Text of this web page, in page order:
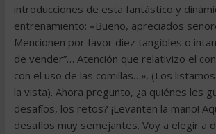
introducciones de esta fantástico y
entrenamiento: «Bueno, apreciados
Mencionen por favor diez tangibles o
de vender”… Atención que relativizo el
con el uso de las comillas…». (Los
la vista). Ahora pregunto, ¿a quiénes les
desafíos, los retos? ¡Levanten la mano!
desafíos muy semejantes. Voy a elegir a